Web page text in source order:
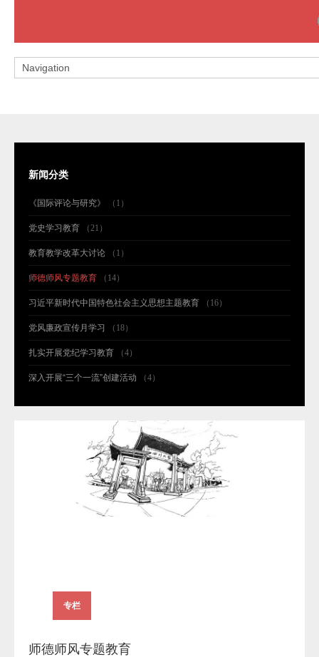
新闻分类
《国际评论与研究》 （1）
党史学习教育 （21）
教育教学改革大讨论 （1）
师德师风专题教育 （14）
习近平新时代中国特色社会主义思想主题教育 （16）
党风廉政宣传月学习 （18）
扎实开展党纪学习教育 （4）
深入开展“三个一流”创建活动 （4）
专栏
师德师风专题教育